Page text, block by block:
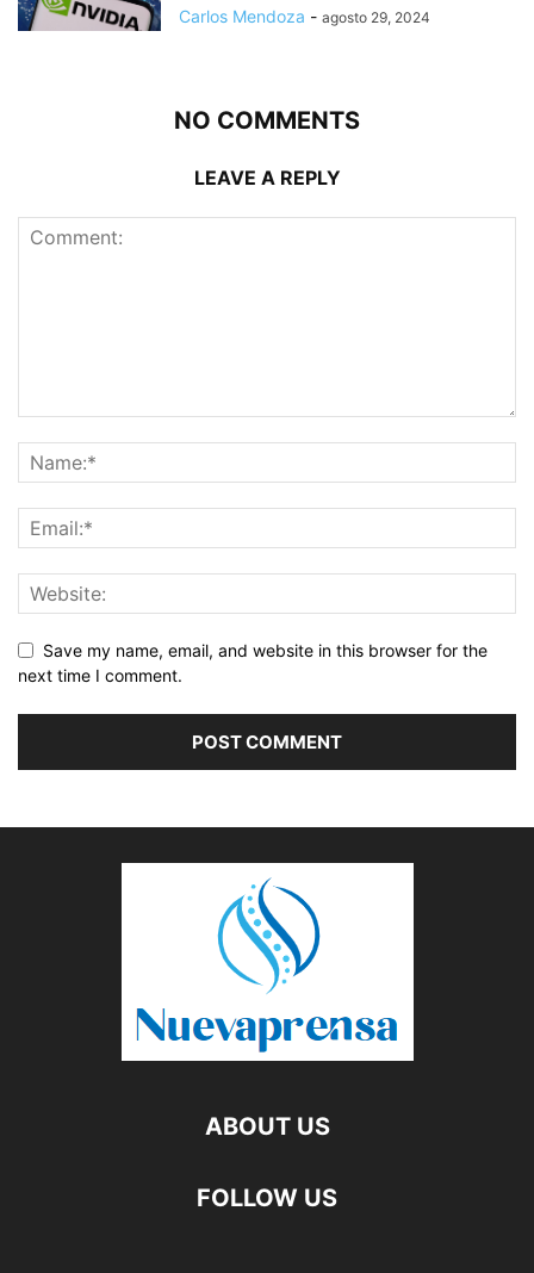
Carlos Mendoza - agosto 29, 2024
NO COMMENTS
LEAVE A REPLY
Save my name, email, and website in this browser for the
next time I comment.
ABOUT US
FOLLOW US